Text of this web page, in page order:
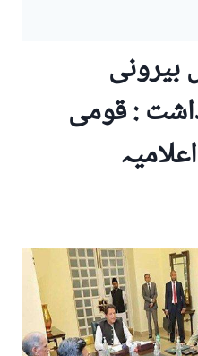
بیرونی
: قومی